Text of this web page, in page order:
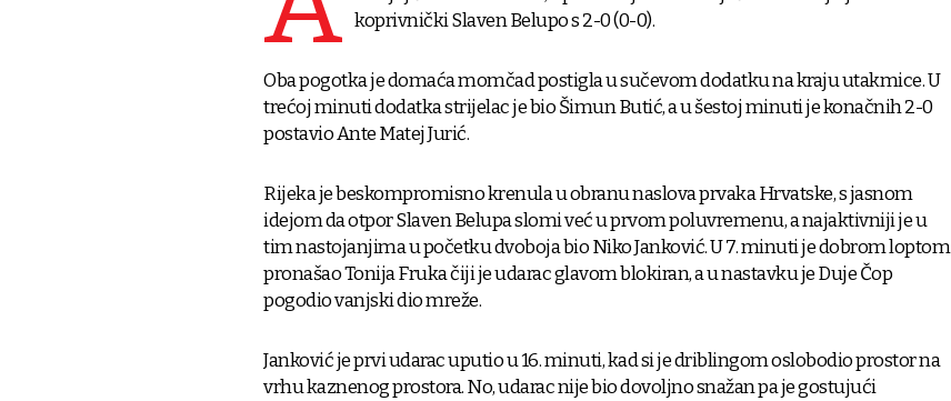
koprivnički Slaven Belupo s 2-0 (0-0).
Oba pogotka je domaća momčad postigla u sučevom dodatku na kraju utakmice. U
trećoj minuti dodatka strijelac je bio Šimun Butić, a u šestoj minuti je konačnih 2-0
postavio Ante Matej Jurić.
Rijeka je beskompromisno krenula u obranu naslova prvaka Hrvatske, s jasnom
idejom da otpor Slaven Belupa slomi već u prvom poluvremenu, a najaktivniji je u
tim nastojanjima u početku dvoboja bio Niko Janković. U 7. minuti je dobrom loptom
pronašao Tonija Fruka čiji je udarac glavom blokiran, a u nastavku je Duje Čop
pogodio vanjski dio mreže.
Janković je prvi udarac uputio u 16. minuti, kad si je driblingom oslobodio prostor na
vrhu kaznenog prostora. No, udarac nije bio dovoljno snažan pa je gostujući